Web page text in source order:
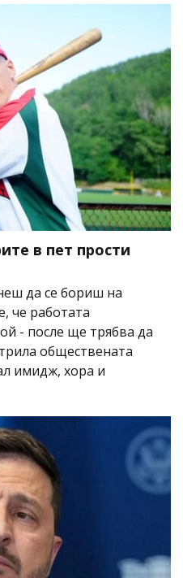
в пет прости
да се бориш на
че работата
- после ще трябва да
обществената
имидж, хора и